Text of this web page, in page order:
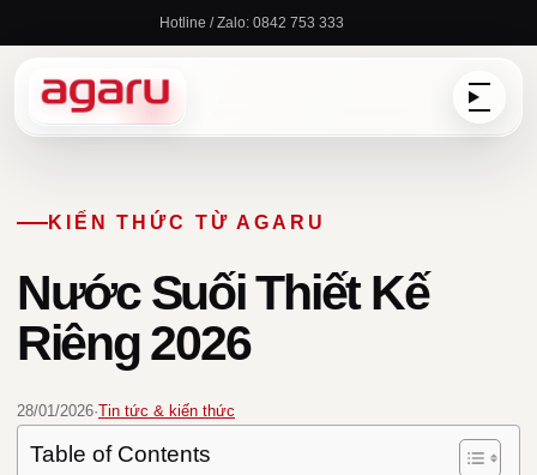
nội
Hotline / Zalo: 0842 753 333
KIẾN THỨC TỪ AGARU
Nước Suối Thiết Kế
Riêng 2026
28/01/2026·Tin tức & kiến thức
Table of Contents